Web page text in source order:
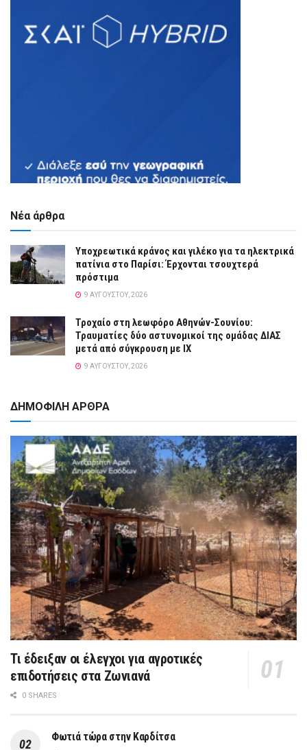
Νέα άρθρα
Υποχρεωτικά κράνος και γιλέκο για τα ηλεκτρικά
πατίνια στο Παρίσι: Έρχονται τσουχτερά
πρόστιμα
9 ΑΥΓΟΎΣΤΟΥ, 2026
Τροχαίο στη λεωφόρο Αθηνών-Σουνίου:
Τραυματίες δύο αστυνομικοί της ομάδας ΔΙΑΣ
μετά από σύγκρουση με ΙΧ
9 ΑΥΓΟΎΣΤΟΥ, 2026
ΔΗΜΟΦΙΛΗ ΑΡΘΡΑ
Τι έδειξαν οι έλεγχοι για αγροτικές
επιδοτήσεις στα Ζωνιανά
0 SHARES
Φωτιά τώρα στην Καρδίτσα